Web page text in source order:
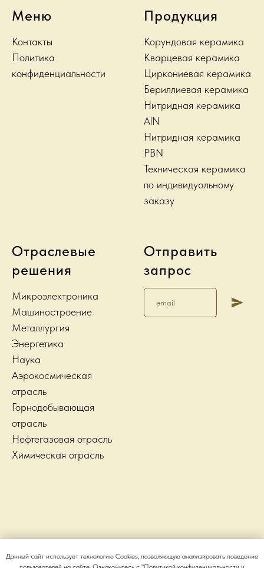
Меню
Контакты
Политика
конфиденциальности
Продукция
Корундовая керамика
Кварцевая керамика
Циркониевая керамика
Бериллиевая керамика
Нитридная керамика
AlN
Нитридная керамика
PBN
Техническая керамика
по индивидуальному
заказу
Отраслевые
решения
Микроэлектроника
Машиностроение
Металлургия
Энергетика
Наука
Аэрокосмическая
отрасль
Горнодобывающая
отрасль
Нефтегазовая отрасль
Химическая отрасль
Отправить
запрос
Данный сайт использует технологию Cookies, позволяющую анализировать поведение